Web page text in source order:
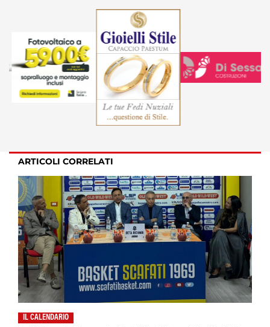
ARTICOLI CORRELATI
IL CALENDARIO